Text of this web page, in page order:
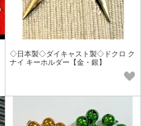
◇日本製◇ダイキャスト製◇ドクロ ク
ナイ キーホルダー【金・銀】